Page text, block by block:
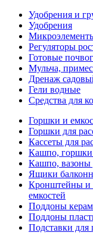
Удобрения и
Удобрения
Регуляторы
Готовые
Мульча,
Дренаж
Гели водные
Средства для
Горшки и
Горшки для
Кассеты для
Кашпо, горшки
Кашпо, вазоны
Ящики
Кронштейны и
емкостей
Поддоны
Поддоны
Подставки для